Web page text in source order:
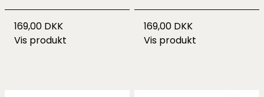
169,00 DKK
Vis produkt
169,00 DKK
Vis produkt